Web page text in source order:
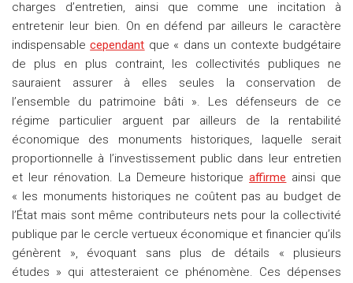
charges d’entretien, ainsi que comme une incitation à
entretenir leur bien. On en défend par ailleurs le caractère
indispensablecependant que « dans un contexte budgétaire
de plus en plus contraint, les collectivités publiques ne
sauraient assurer à elles seules la conservation de
l’ensemble du patrimoine bâti ». Les défenseurs de ce
régime particulier arguent par ailleurs de la rentabilité
économique des monuments historiques, laquelle serait
proportionnelle à l’investissement public dans leur entretien
et leur rénovation. La Demeure historiqueaffirme ainsi que
« les monuments historiques ne coûtent pas au budget de
l’État mais sont même contributeurs nets pour la collectivité
publique par le cercle vertueux économique et financier qu’ils
génèrent », évoquant sans plus de détails « plusieurs
études » qui attesteraient ce phénomène. Ces dépenses